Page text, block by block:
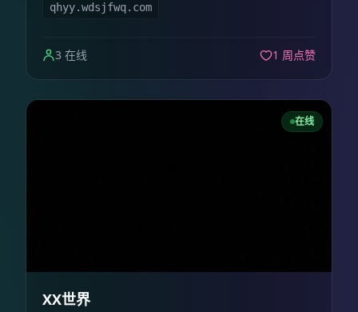
qhyy.wdsjfwq.com
3 在线 1 周点赞
在线
XX世界